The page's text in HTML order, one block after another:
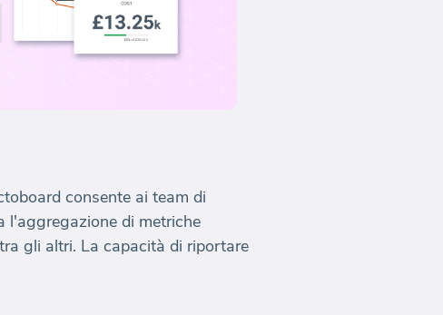
consente ai team di
l'aggregazione di metriche
gli altri. La capacità di riportare